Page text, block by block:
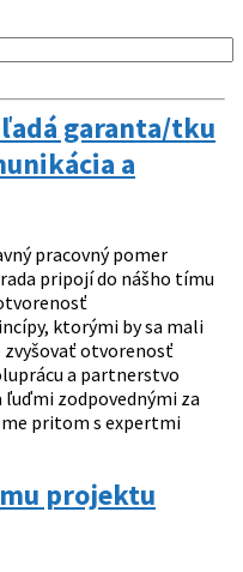
garanta/tku
a
pracovný pomer
pripojí do nášho tímu
ktorými by sa mali
zvyšovať otvorenosť
a partnerstvo
zodpovednými za
pritom s expertmi
projektu